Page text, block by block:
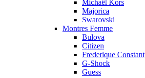
Michaël Kors
Majorica
Swarovski
Montres Femme
Bulova
Citizen
Frederique Constant
G-Shock
Guess